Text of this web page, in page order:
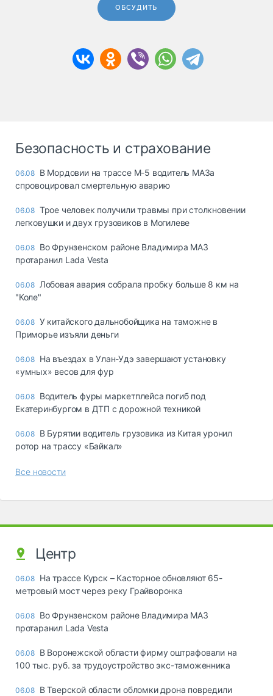
ОБСУДИТЬ
Безопасность и страхование
06.08 В Мордовии на трассе М-5 водитель МАЗа
спровоцировал смертельную аварию
06.08 Трое человек получили травмы при столкновении
легковушки и двух грузовиков в Могилеве
06.08 Во Фрунзенском районе Владимира МАЗ
протаранил Lada Vesta
06.08 Лобовая авария собрала пробку больше 8 км на
"Коле"
06.08 У китайского дальнобойщика на таможне в
Приморье изъяли деньги
06.08 Ha въeздax в Улaн-Удэ зaвepшaют ycтaнoвкy
«yмныx» вecoв для фyp
06.08 Водитель фуры маркетплейса погиб под
Екатеринбургом в ДТП с дорожной техникой
06.08 В Бурятии водитель грузовика из Китая уронил
ротор на трассу «Байкал»
Все новости
Центр
06.08 На трассе Курск – Касторное обновляют 65-
метровый мост через реку Грайворонка
06.08 Во Фрунзенском районе Владимира МАЗ
протаранил Lada Vesta
06.08 В Воронежской области фирму оштрафовали на
100 тыс. руб. за трудоустройство экс-таможенника
06.08 В Тверской области обломки дрона повредили